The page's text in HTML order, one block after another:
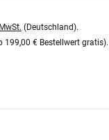
(Deutschland).
199,00 € Bestellwert gratis).